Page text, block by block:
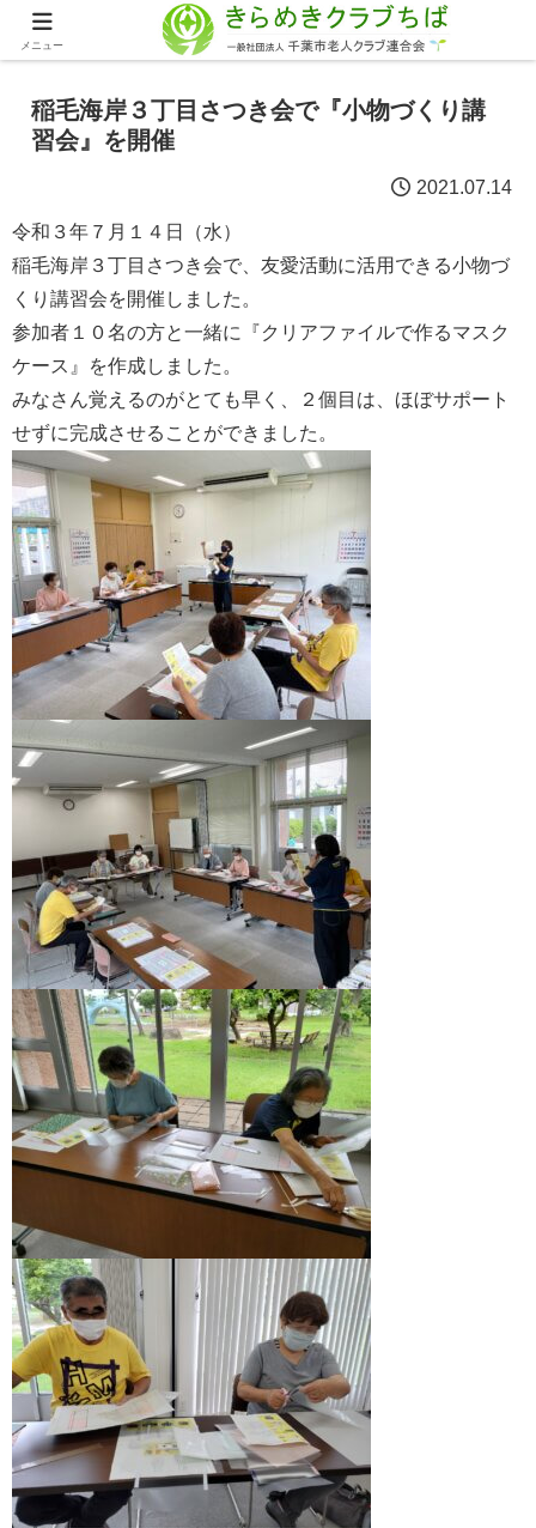
稲毛海岸３丁目さつき会で『小物づくり講
習会』を開催
2021.07.14
令和３年７月１４日（水）
稲毛海岸３丁目さつき会で、友愛活動に活用できる小物づ
くり講習会を開催しました。
参加者１０名の方と一緒に『クリアファイルで作るマスク
ケース』を作成しました。
みなさん覚えるのがとても早く、２個目は、ほぼサポート
せずに完成させることができました。
メニュー